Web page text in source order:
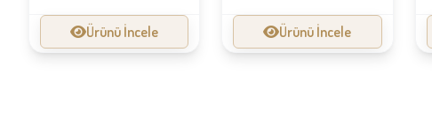
Ürünü İncele Ürünü İncele